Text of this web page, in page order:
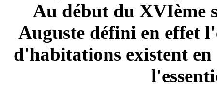
Au début du XVIème
Auguste défini en effet
d'habitations existent